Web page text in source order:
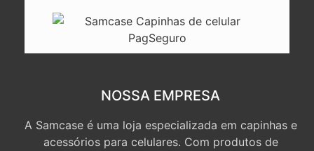
NOSSA EMPRESA
A Samcase é uma loja especializada em capinhas e
acessórios para celulares. Com produtos de